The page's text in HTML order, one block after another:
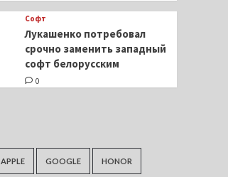
Софт
Лукашенко потребовал
срочно заменить западный
софт белорусским
0
APPLE GOOGLE HONOR